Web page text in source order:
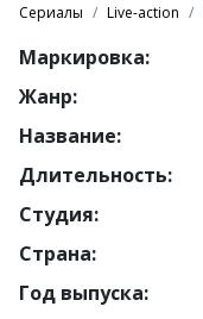
Сериалы Live-action
Маркировка:
Жанр:
Название:
Длительность:
Студия:
Страна:
Год выпуска: